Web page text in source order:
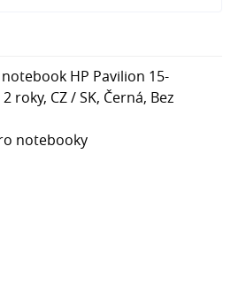
HP Pavilion 15-
roky, CZ / SK, Černá, Bez
notebooky